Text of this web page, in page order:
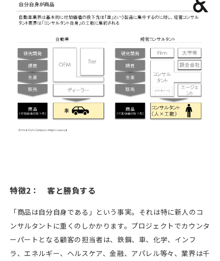
特徴2 ： 客と勝負する
「商品は自分自身である」という事実。それは特に新人のコ
ンサルタントに重くのしかかります。プロジェクトでカウンタ
ーパートとなる顧客の担当者は、鉄鋼、車、化学、インフ
ラ、エネルギー、ヘルスケア、金融、アパレル等々、業界は千